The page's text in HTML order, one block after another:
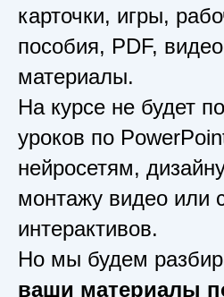
карточки, игры,
пособия, PDF,
материалы.
На курсе не будет
уроков по
нейросетям,
монтажу видео или
интерактивов.
Но мы будем
ваши материалы